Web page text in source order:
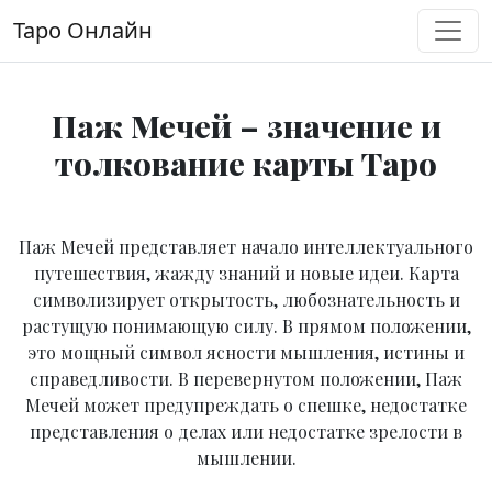
Основная навигация
Таро Онлайн
Паж Мечей – значение и
толкование карты Таро
Паж Мечей представляет начало интеллектуального
путешествия, жажду знаний и новые идеи. Карта
символизирует открытость, любознательность и
растущую понимающую силу. В прямом положении,
это мощный символ ясности мышления, истины и
справедливости. В перевернутом положении, Паж
Мечей может предупреждать о спешке, недостатке
представления о делах или недостатке зрелости в
мышлении.